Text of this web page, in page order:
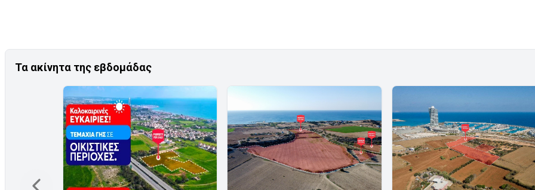
Τα ακίνητα της εβδομάδας